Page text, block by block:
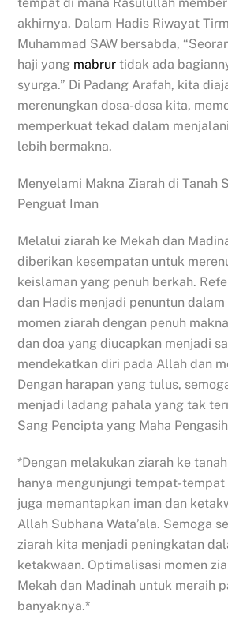
tempat di mana Rasulullah
akhirnya. Dalam Hadis Riwayat
Muhammad SAW bersabda,
haji yang mabrur tidak ada
syurga.” Di Padang Arafah, kita
merenungkan dosa-dosa kita,
memperkuat tekad dalam
lebih bermakna.
Menyelami Makna Ziarah di Tanah
Penguat Iman
Melalui ziarah ke Mekah dan
diberikan kesempatan untuk
keislaman yang penuh berkah.
dan Hadis menjadi penuntun
momen ziarah dengan penuh
dan doa yang diucapkan menjadi
mendekatkan diri pada Allah dan
Dengan harapan yang tulus,
menjadi ladang pahala yang tak
Sang Pencipta yang Maha
*Dengan melakukan ziarah ke
hanya mengunjungi tempat-
juga memantapkan iman dan
Allah Subhana Wata’ala. Semoga
ziarah kita menjadi peningkatan
ketakwaan. Optimalisasi momen
Mekah dan Madinah untuk meraih
banyaknya.*